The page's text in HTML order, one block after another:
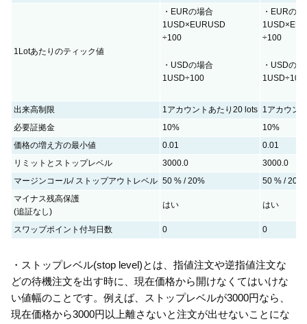
1Lotあたりのティック値
・EURの場合
1USD×EURUSD
÷100
・USDの場合
1USD÷100
・EURの場
÷100
・USDの場
1USD÷100
出来高制限 1アカウントあたり20 lots 1アカウン
必要証拠金
10%
10%
価格の増え方の最小値
0.01
0.01
リミットとストップレベル
3000.0
3000.0
マージンコール/ ストップアウトレベル 50 % / 20%
50 % / 20%
マイナス残高保護
(追証なし)
はい はい
スワップポイント付与日数 0 0
・ストップレベル(stop level)とは、指値注文や逆指値注文な
どの待機注文を出す時に、現在価格から開けなくてはいけな
い値幅のことです。例えば、ストップレベルが3000円なら、
現在価格から3000円以上離さないと注文が出せないことにな